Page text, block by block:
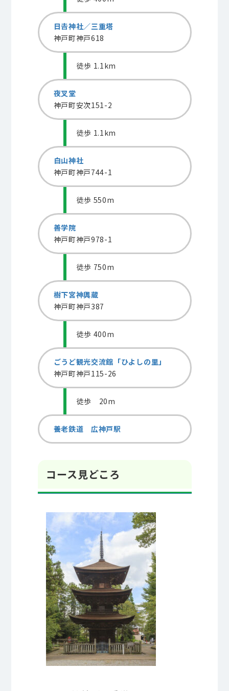
日𠮷神社／三重塔
神戸町神戸618
徒歩 1.1km
夜叉堂
神戸町安次151-2
徒歩 1.1km
白山神社
神戸町神戸744-1
徒歩 550m
善学院
神戸町神戸978-1
徒歩 750m
樹下宮神輿蔵
神戸町神戸387
徒歩 400m
ごうど観光交流館「ひよしの里」
神戸町神戸115-26
徒歩 20m
養老鉄道 広神戸駅
コース見どころ